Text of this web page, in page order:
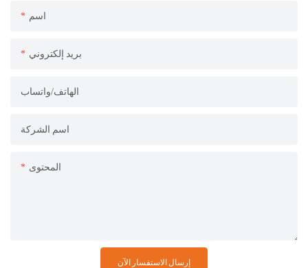
اسم
بريد إلكتروني
الهاتف/واتساب
اسم الشركة
المحتوى
إرسال الاستفسار الآن